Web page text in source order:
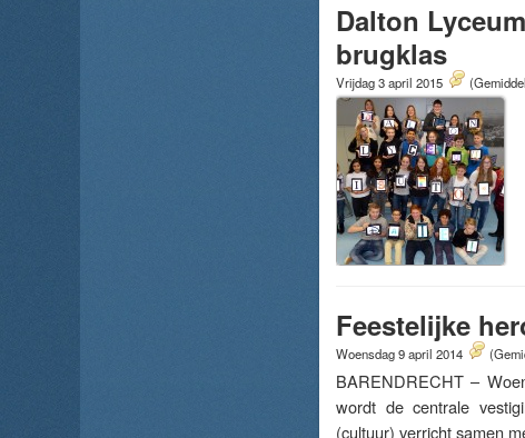
Dalton
brugklas
Vrijdag 3 april 2015
Feestelijke
Woensdag 9 april 2014
BARENDRECHT –
wordt de centrale
(cultuur) verricht samen